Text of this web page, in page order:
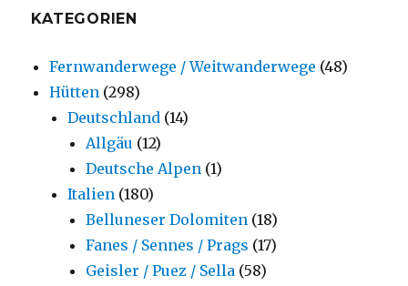
KATEGORIEN
Fernwanderwege / Weitwanderwege (48)
Hütten (298)
Deutschland (14)
Allgäu (12)
Deutsche Alpen (1)
Italien (180)
Belluneser Dolomiten (18)
Fanes / Sennes / Prags (17)
Geisler / Puez / Sella (58)